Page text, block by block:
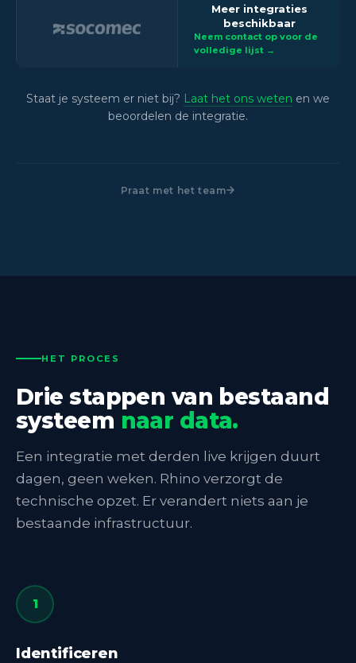
Meer integraties
beschikbaar
Neem contact op voor de
volledige lijst →
Staat je systeem er niet bij? Laat het ons weten en we
beoordelen de integratie.
Praat met het team
HET PROCES
Drie stappen van bestaand
systeem naar data.
Een integratie met derden live krijgen duurt
dagen, geen weken. Rhino verzorgt de
technische opzet. Er verandert niets aan je
bestaande infrastructuur.
1
Identificeren